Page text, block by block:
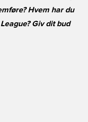
Hvem har du
Giv dit bud